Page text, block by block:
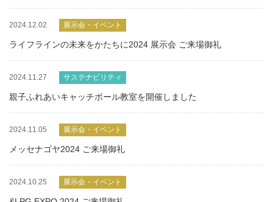
2024.12.02 展示会・イベント
ライフラインの未来をかたちに2024 展示会 ご来場御礼
2024.11.27 サステナビリティ
親子ふれあいキャッチボール教室を開催しました
2024.11.05 展示会・イベント
メッセナゴヤ2024 ご来場御礼
2024.10.25 展示会・イベント